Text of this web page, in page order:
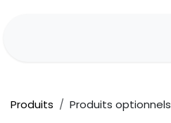
Produits Produits optionnels